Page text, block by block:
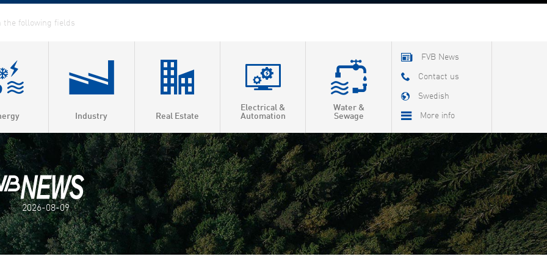
Heat & Power
cooling
efficiency
Industry Real Estate
Electrical &
Automation
Water &
Sewage
FVB News
Contact us
Swedish
More info
About FVB
R & D
Education
About Cookies
2026-08-09